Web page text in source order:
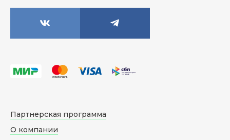
Партнерская программа
О компании